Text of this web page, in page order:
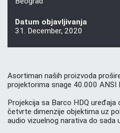
Datum objavljivanja
31. December, 2020
Asortiman naših proizvoda
projektorima snage 40.000 ANSI
Projekcija sa Barco HDQ uređaja
četvrte dimenzije objektima uz
audio vizuelnog narativa do sada